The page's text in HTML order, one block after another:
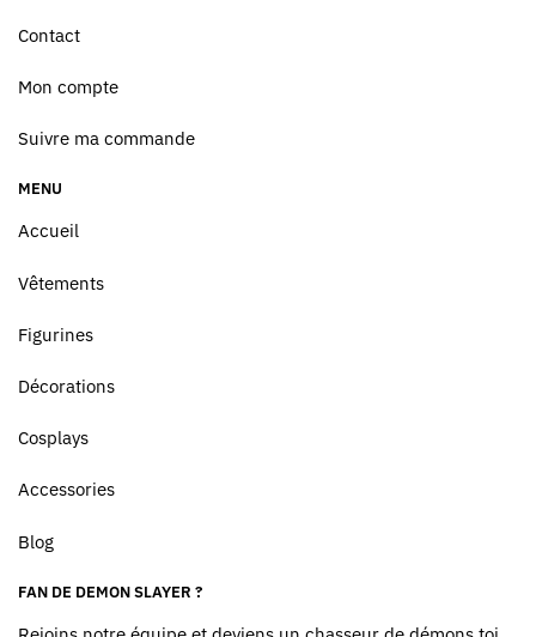
Contact
Mon compte
Suivre ma commande
MENU
Accueil
Vêtements
Figurines
Décorations
Cosplays
Accessories
Blog
FAN DE DEMON SLAYER ?